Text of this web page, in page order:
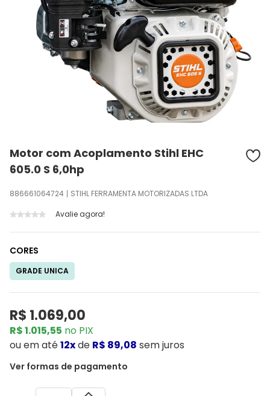
Motor com Acoplamento Stihl EHC
605.0 S 6,0hp
886661064724
STIHL FERRAMENTA MOTORIZADAS LTDA
Avalie agora!
R$ 1.069,00
R$ 1.015,55 no PIX
ouem até12xde R$ 89,08 sem juros
Ver formas de pagamento
CORES
GRADE UNICA